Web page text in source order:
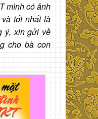
mình có ảnh
tốt nhất là
ý, xin gửi về
cho bà con